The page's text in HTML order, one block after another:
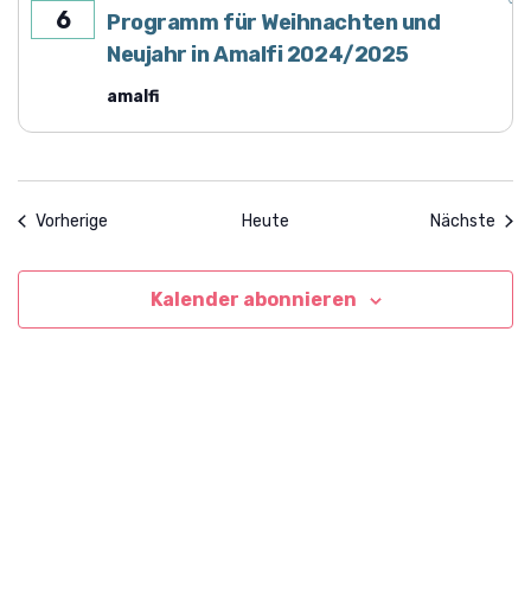
6
Programm für Weihnachten und
Neujahr in Amalfi 2024/2025
amalfi
Vorherige Heute Nächste
Kalender abonnieren